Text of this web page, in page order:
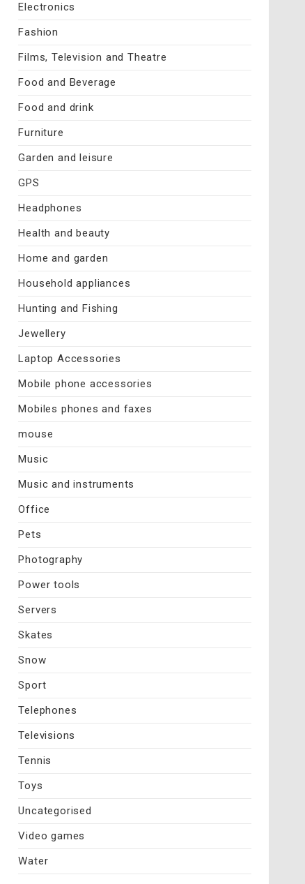
Electronics
Fashion
Films, Television and Theatre
Food and Beverage
Food and drink
Furniture
Garden and leisure
GPS
Headphones
Health and beauty
Home and garden
Household appliances
Hunting and Fishing
Jewellery
Laptop Accessories
Mobile phone accessories
Mobiles phones and faxes
mouse
Music
Music and instruments
Office
Pets
Photography
Power tools
Servers
Skates
Snow
Sport
Telephones
Televisions
Tennis
Toys
Uncategorised
Video games
Water